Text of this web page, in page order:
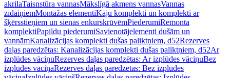
akrilaTaisnstūra vannasMākslīgā akmens vannasVannas
zīdaiņiemMontāžas elementiKāju komplekti un komplekti ar
šķērsstieņiem un sienas enkurskrūvēmPiederumiRemonta
komplektiPapildu piederumiSavienotājelementi dušām un
vannāmKanalizācijas komplekti dušas paliktņiem, d52Rezerves
daļas paredzētas: Kanalizācijas komplekti dušas paliktņiem, d52Ar
izplūdes vāciņuRezerves daļas paredzētas: Ar izplūdes vāciņuBez
izplūdes vāciņaRezerves daļas paredzētas: Bez izplūdes